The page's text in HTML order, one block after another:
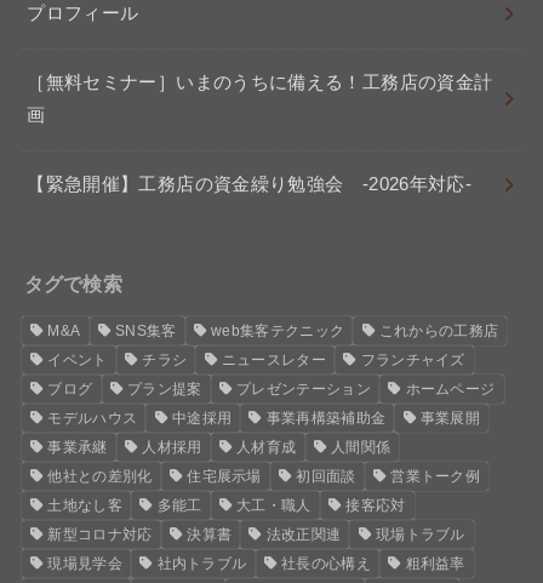
プロフィール
［無料セミナー］いまのうちに備える！工務店の資金計
画
【緊急開催】工務店の資金繰り勉強会 -2026年対応-
タグで検索
M&A SNS集客 web集客テクニック
これからの工務店
イベント
チラシ ニュースレター
フランチャイズ
ブログ
プラン提案 プレゼンテーション
ホームページ
モデルハウス
中途採用 事業再構築補助金
事業展開
事業承継
人材採用 人材育成
人間関係
他社との差別化
住宅展示場 初回面談
営業トーク例
土地なし客
多能工 大工・職人
接客応対
新型コロナ対応
決算書 法改正関連
現場トラブル
現場見学会
社内トラブル 社長の心構え
粗利益率